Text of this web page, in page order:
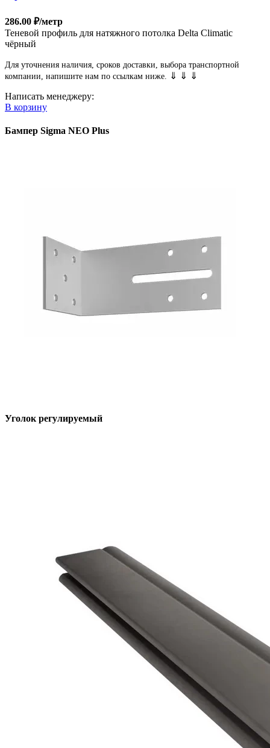
286.00 ₽/метр
Теневой профиль для натяжного потолка Delta Climatic
чёрный
Для уточнения наличия, сроков доставки, выбора транспортной
компании, напишите нам по ссылкам ниже.
⇓ ⇓ ⇓
Написать менеджеру:
В корзину
Бампер Sigma NEO Plus
Уголок регулируемый